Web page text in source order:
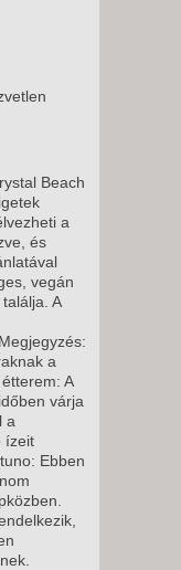
Beach
a
és
vegán
A
a
A
várja
a
ízeit
Ebben